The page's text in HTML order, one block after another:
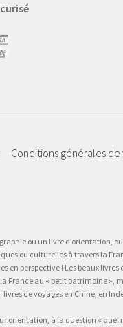
Conditions générales
ou un livre d’orientation,
ou culturelles à travers la
perspective ! Les beaux
au « petit patrimoine »,
de voyages en Chine, en
à la question «